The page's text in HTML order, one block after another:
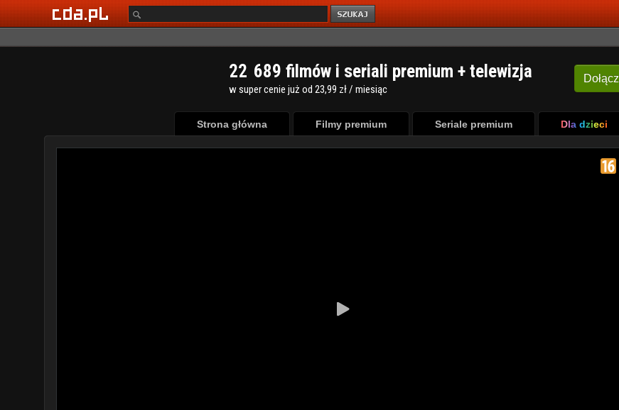
Dołącz
22 689 filmów i seriali premium + telewizja
w super cenie już od 23,99 zł / miesiąc
Strona główna Filmy premium Seriale premium Dla dzieci